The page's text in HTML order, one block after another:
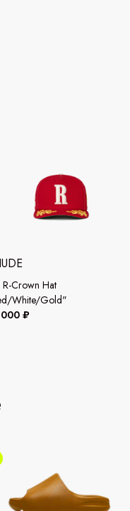
Crown Hat
White/Gold"
₽